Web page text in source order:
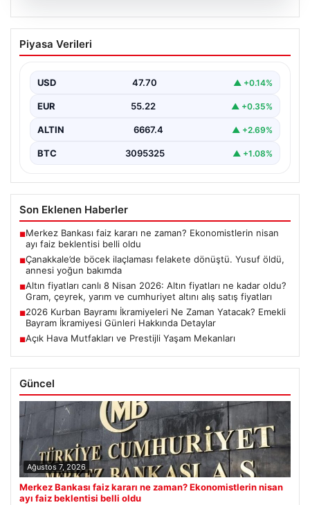
06.08.2026
Çanakkale’de böcek ilaçlaması felakete
dönüştü. Yusuf öldü, annesi yoğun
Piyasa Verileri
USD 47.70 ▲ +0.14%
EUR 55.22 ▲ +0.35%
ALTIN 6667.4 ▲ +2.69%
BTC 3095325 ▲ +1.08%
Son Eklenen Haberler
■Merkez Bankası faiz kararı ne zaman? Ekonomistlerin nisan
ayı faiz beklentisi belli oldu
■Çanakkale’de böcek ilaçlaması felakete dönüştü. Yusuf öldü,
annesi yoğun bakımda
■Altın fiyatları canlı 8 Nisan 2026: Altın fiyatları ne kadar oldu?
Gram, çeyrek, yarım ve cumhuriyet altını alış satış fiyatları
■2026 Kurban Bayramı İkramiyeleri Ne Zaman Yatacak? Emekli
Bayram İkramiyesi Günleri Hakkında Detaylar
■Açık Hava Mutfakları ve Prestijli Yaşam Mekanları
Güncel
Ağustos 7, 2026
Merkez Bankası faiz kararı ne zaman? Ekonomistlerin nisan
ayı faiz beklentisi belli oldu